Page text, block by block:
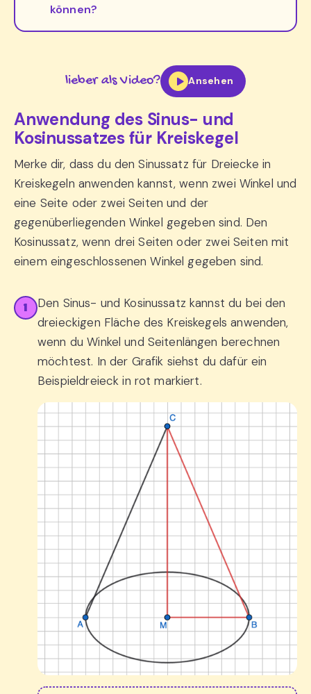
können?
lieber als Video? Ansehen
Anwendung des Sinus- und
Kosinussatzes für Kreiskegel
Merke dir, dass du den Sinussatz für Dreiecke in
Kreiskegeln anwenden kannst, wenn zwei Winkel und
eine Seite oder zwei Seiten und der
gegenüberliegenden Winkel gegeben sind. Den
Kosinussatz, wenn drei Seiten oder zwei Seiten mit
einem eingeschlossenen Winkel gegeben sind.
1
Den Sinus- und Kosinussatz kannst du bei den
dreieckigen Fläche des Kreiskegels anwenden,
wenn du Winkel und Seitenlängen berechnen
möchtest. In der Grafik siehst du dafür ein
Beispieldreieck in rot markiert.